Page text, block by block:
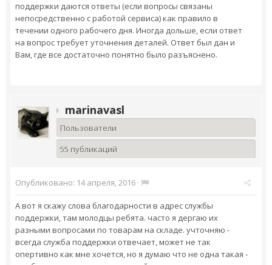
поддержки даются ответы (если вопросы связаны
непосредственно с работой сервиса) как правило в
течении одного рабочего дня. Иногда дольше, если ответ
на вопрос требует уточнения деталей. Ответ был дан и
Вам, где все достаточно понятно было разъяснено.
marinavasl
Пользователи
55 публикаций
Опубликовано: 14 апреля, 2016 ·
А вот я скажу слова благодарности в адрес службы
поддержки, там молодцы ребята. часто я дергаю их
разными вопросами по товарам на складе. учточняю -
всегда служба поддержки отвечает, может не так
опертивно как мне хочется, но я думаю что не одна такая -